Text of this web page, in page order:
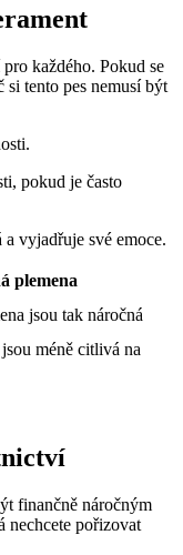
každého. Pokud se
tento⁣ pes ‍nemusí ⁢být
pokud je často
a ⁣vyjadřuje své emoce.
plemena
jsou tak náročná
méně citlivá na
finančně ⁤náročným‍
nechcete ⁢pořizovat